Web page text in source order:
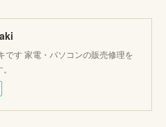
です 家電・パソコンの販売修理を